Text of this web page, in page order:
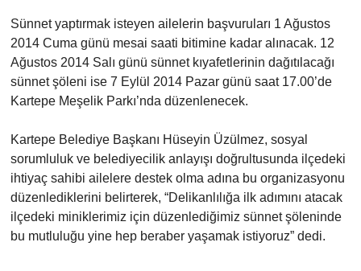
Sünnet yaptırmak isteyen ailelerin başvuruları 1 Ağustos
2014 Cuma günü mesai saati bitimine kadar alınacak. 12
Ağustos 2014 Salı günü sünnet kıyafetlerinin dağıtılacağı
sünnet şöleni ise 7 Eylül 2014 Pazar günü saat 17.00’de
Kartepe Meşelik Parkı’nda düzenlenecek.
Kartepe Belediye Başkanı Hüseyin Üzülmez, sosyal
sorumluluk ve belediyecilik anlayışı doğrultusunda ilçedeki
ihtiyaç sahibi ailelere destek olma adına bu organizasyonu
düzenlediklerini belirterek, “Delikanlılığa ilk adımını atacak
ilçedeki miniklerimiz için düzenlediğimiz sünnet şöleninde
bu mutluluğu yine hep beraber yaşamak istiyoruz” dedi.